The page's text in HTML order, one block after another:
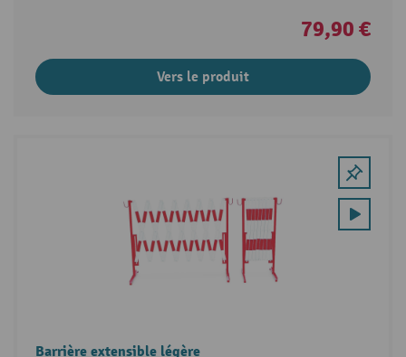
79,90 €
Vers le produit
Barrière extensible légère